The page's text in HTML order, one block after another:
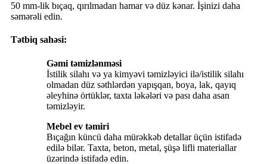
50 mm-lik bıçaq, qırılmadan hamar və düz kənar. İşinizi daha
səmərəli edin.
Tətbiq sahəsi:
Gəmi təmizlənməsi
İstilik silahı və ya kimyəvi təmizləyici ilə/istilik silahı
olmadan düz səthlərdən yapışqan, boya, lak, qayıq
əleyhinə örtüklər, taxta ləkələri və pası daha asan
təmizləyir.
Mebel ev təmiri
Bıçağın küncü daha mürəkkəb detallar üçün istifadə
edilə bilər. Taxta, beton, metal, şüşə lifli materiallar
üzərində istifadə edin.